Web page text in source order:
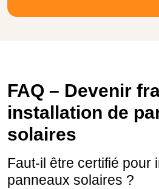
FAQ – Devenir
installation de
solaires
Faut-il être certifié pour
panneaux solaires ?